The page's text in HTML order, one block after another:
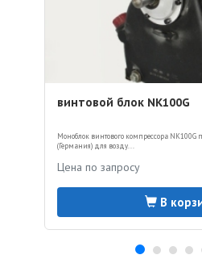
винтовой блок NK100G
Моноблок винтового компрессора NK100G
(Германия) для возду...
Цена по запросу
В